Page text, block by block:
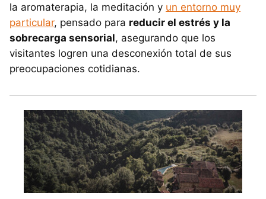
la aromaterapia, la meditación y un entorno muy
particular, pensado para reducir el estrés y la
sobrecarga sensorial, asegurando que los
visitantes logren una desconexión total de sus
preocupaciones cotidianas.